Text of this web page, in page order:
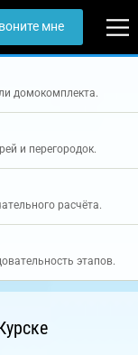
мне
домокомплекта.
и перегородок.
расчёта.
этапов.